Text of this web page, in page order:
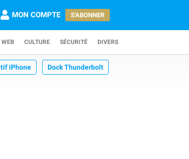
MON COMPTE S'ABONNER
WEB CULTURE SÉCURITÉ DIVERS
iPhone Dock Thunderbolt